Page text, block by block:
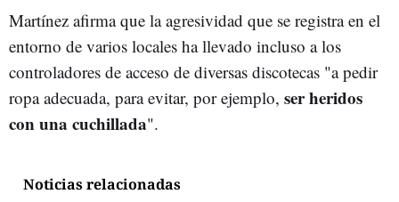
Martínez afirma que la agresividad que se registra en el
entorno de varios locales ha llevado incluso a los
controladores de acceso de diversas discotecas "a pedir
ropa adecuada, para evitar, por ejemplo, ser heridos
con una cuchillada".
Noticias relacionadas